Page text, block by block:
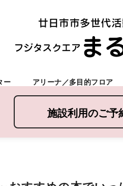
ー アリーナ／多目的フロア